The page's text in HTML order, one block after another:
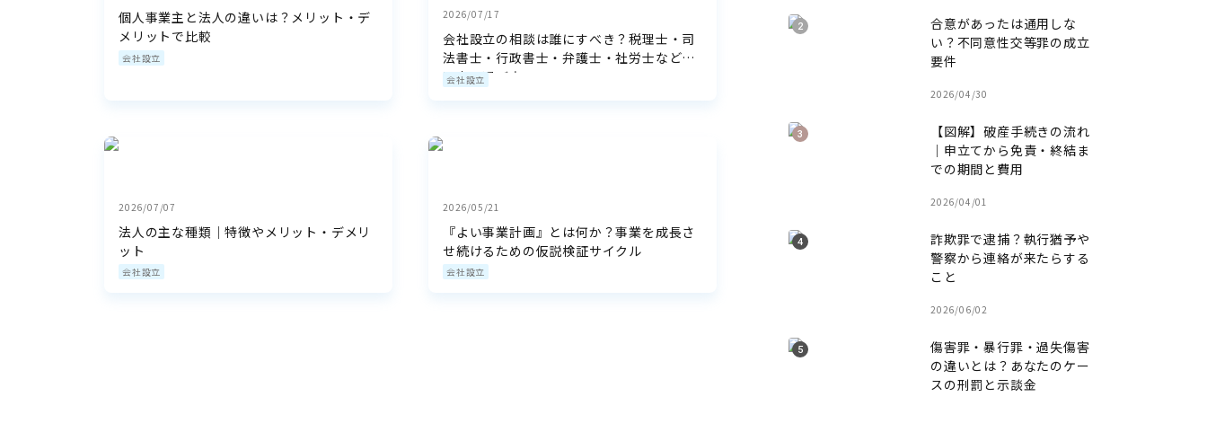
個人事業主と法人の違いは？メリット・デ
メリットで比較
会社設立
2026/07/17
会社設立の相談は誰にすべき？税理士・司
法書士・行政書士・弁護士・社労士など専
門家の選び方
会社設立
2026/07/07
法人の主な種類｜特徴やメリット・デメリ
ット
会社設立
2026/05/21
『よい事業計画』とは何か？事業を成長さ
せ続けるための仮説検証サイクル
会社設立
合意があったは通用しな
い？不同意性交等罪の成立
要件
2026/04/30
【図解】破産手続きの流れ
｜申立てから免責・終結ま
での期間と費用
2026/04/01
詐欺罪で逮捕？執行猶予や
警察から連絡が来たらする
こと
2026/06/02
傷害罪・暴行罪・過失傷害
の違いとは？あなたのケー
スの刑罰と示談金